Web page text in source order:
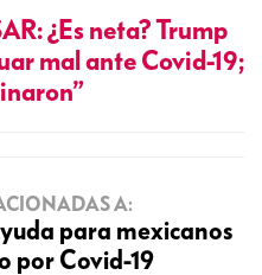
¿Es neta? Trump
mal ante Covid-19;
A:
para mexicanos
por Covid-19